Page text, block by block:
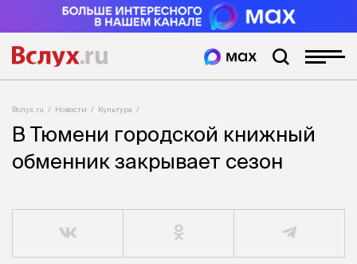
Вслух.ru Новости Культура
В Тюмени городской книжный
обменник закрывает сезон